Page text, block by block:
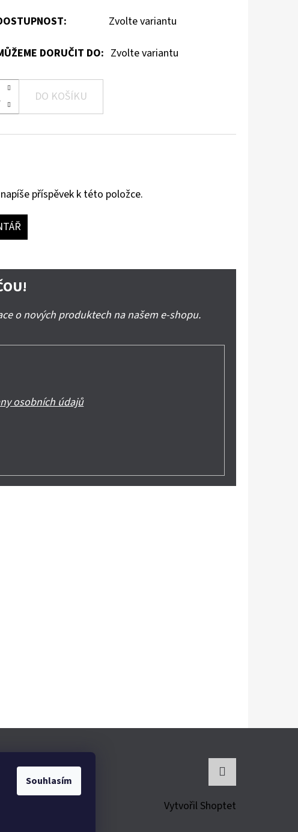
Souhlasím
Zvolte variantu
DORUČIT DO: Zvolte variantu
DO KOŠÍKU
příspěvek k této položce.
o nových produktech na našem e-shopu.
osobních údajů
Vytvořil Shoptet